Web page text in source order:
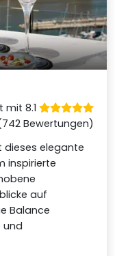
mit 8.1
Bewertungen)
dieses elegante
inspirierte
auf
Balance
und